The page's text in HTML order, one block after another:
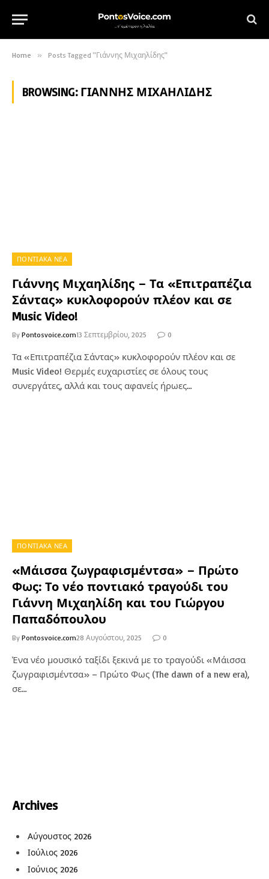
Home » Posts Tagged "Γιάννης Μιχαηλίδης"
BROWSING: ΓΙΆΝΝΗΣ ΜΙΧΑΗΛΊΔΗΣ
ΠΟΝΤΙΑΚΑ ΝΕΑ
Γιάννης Μιχαηλίδης – Τα «Επιτραπέζια
Σάντας» κυκλοφορούν πλέον και σε
Music Video!
By Pontosvoice.com13 Σεπτεμβρίου, 2025 0
Τα «Επιτραπέζια Σάντας» κυκλοφορούν πλέον και σε
Music Video! Θερμές ευχαριστίες σε όλους τους
συνεργάτες, αλλά και τους αφανείς ήρωες…
ΠΟΝΤΙΑΚΑ ΝΕΑ
«Μάισσα ζωγραφισμέντσα» – Πρώτο
Φως: Το νέο ποντιακό τραγούδι του
Γιάννη Μιχαηλίδη και του Γιώργου
Παπαδόπουλου
By Pontosvoice.com28 Αυγούστου, 2025 0
Ένα νέο μουσικό ταξίδι ξεκινά με το τραγούδι «Μάισσα
ζωγραφισμέντσα» – Πρώτο Φως (The dawn of a new era),
σε…
Archives
Αύγουστος 2026
Ιούλιος 2026
Ιούνιος 2026